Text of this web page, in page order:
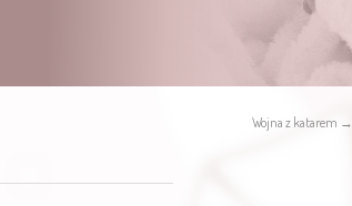
Wojna z katarem →